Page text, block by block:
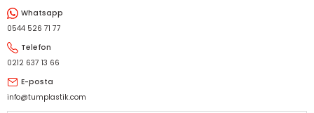
Whatsapp
0544 526 71 77
Telefon
0212 637 13 66
E-posta
info@tumplastik.com